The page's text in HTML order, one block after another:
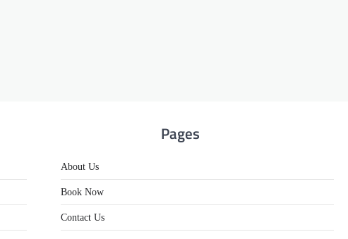
Pages
About Us
Book Now
Contact Us